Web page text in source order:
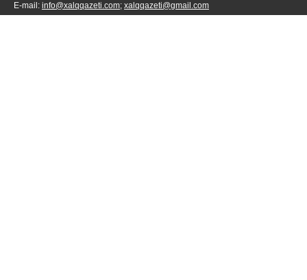
E-mail: info@xalqqazeti.com; xalqqazeti@gmail.com